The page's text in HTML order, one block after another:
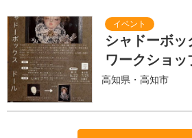
シャドーボ
ワークショッ
高知県・高知市